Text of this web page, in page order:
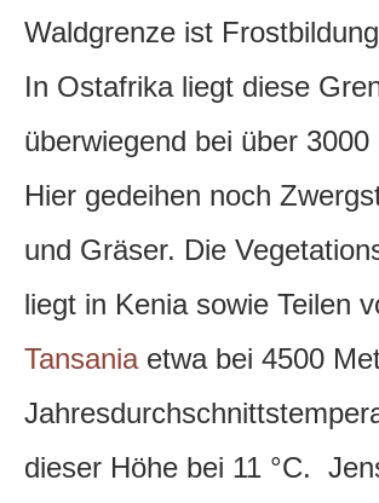
Waldgrenze ist
In Ostafrika liegt diese
überwiegend bei über 3000
Hier gedeihen noch
und Gräser. Die
liegt in Kenia sowie Teilen
Tansaniaetwa bei 4500
dieser Höhe bei 11 °C.